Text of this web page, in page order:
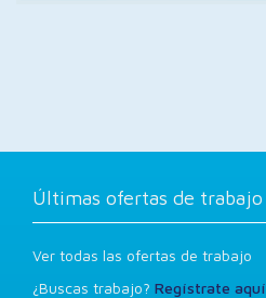
Últimas ofertas de trabajo
Ver todas las ofertas de trabajo
¿Buscas trabajo? Regístrate aquí